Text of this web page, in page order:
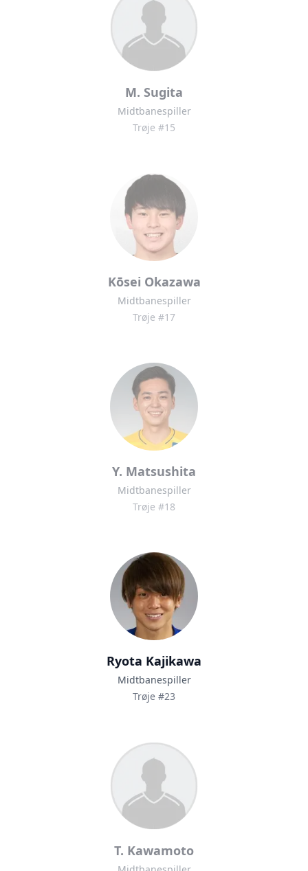
M. Sugita
Midtbanespiller
Trøje #15
Kōsei Okazawa
Midtbanespiller
Trøje #17
Y. Matsushita
Midtbanespiller
Trøje #18
Ryota Kajikawa
Midtbanespiller
Trøje #23
T. Kawamoto